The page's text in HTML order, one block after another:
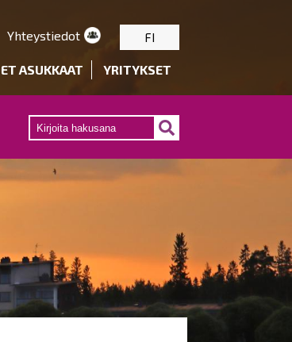
Yhteystiedot FI
ASUKKAAT YRITYKSET